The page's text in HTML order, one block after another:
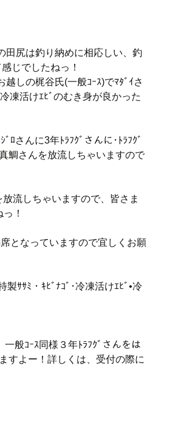
田尻は釣り納めに相応しい、釣
じでしたねっ！
しの梶谷氏(一般ｺｰｽ)でﾏﾀﾞｲさ
凍活けｴﾋﾞのむき身が良かった
ﾛさんに3年ﾄﾗﾌｸﾞさんに･ﾄﾗﾌｸﾞ
鯛さんを放流しちゃいますので
流しちゃいますので、皆さま
！
となっていますので宜しくお願
ｻｻﾐ・ｷﾋﾞﾅｺﾞ･冷凍活けｴﾋﾞ•冷
般ｺｰｽ同様３年ﾄﾗﾌｸﾞさんをは
すよー！詳しくは、受付の際に